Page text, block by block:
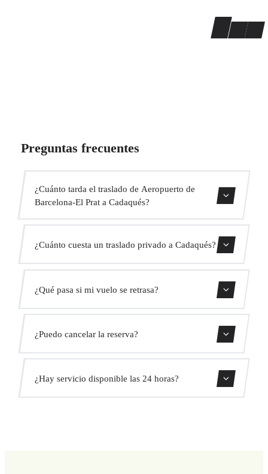
Preguntas frecuentes
¿Cuánto tarda el traslado de Aeropuerto de
Barcelona-El Prat a Cadaqués?
¿Cuánto cuesta un traslado privado a Cadaqués?
Usa nuestro formulario de reserva para obtener un precio
fijo al instante. Sin cargos ocultos.
¿Qué pasa si mi vuelo se retrasa?
conductor ajustará automáticamente la hora de recogida
sin coste adicional.
¿Puedo cancelar la reserva?
recogida.
¿Hay servicio disponible las 24 horas?